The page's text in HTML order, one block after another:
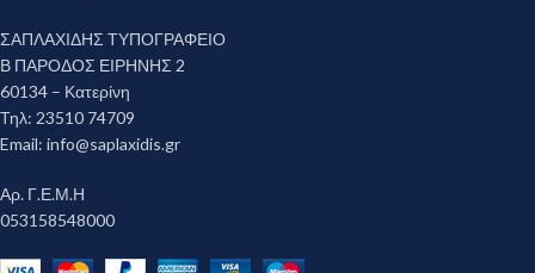
ΣΑΠΛΑΧΙΔΗΣ ΤΥΠΟΓΡΑΦΕΙΟ
Β ΠΑΡΟΔΟΣ ΕΙΡΗΝΗΣ 2
60134 – Κατερίνη
Τηλ: 23510 74709
Email: info@saplaxidis.gr
Αρ. Γ.Ε.Μ.Η
053158548000